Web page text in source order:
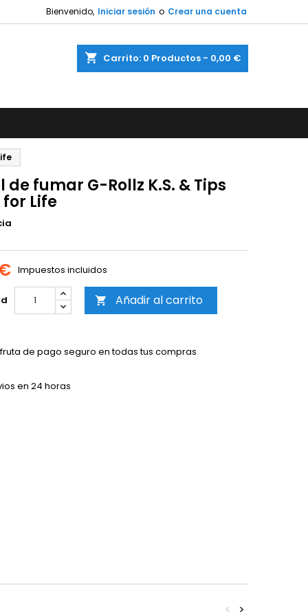
Bienvenido, Iniciar sesión o Crear una cuenta
shopping_cart Carrito: 0 Productos - 0,00 €
de fumar G-Rollz K.S. & Tips
Life
Impuestos incluidos
 Añadir al carrito
de pago seguro en todas tus compras
en 24 horas
>
<